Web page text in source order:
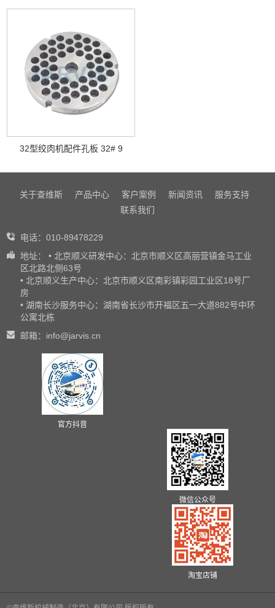
32型绞肉机配件孔板 32# 9
关于查维斯 产品中心 客户案例 新闻资讯
服务支持
联系我们
电话：010-89478229
地址： • 北京顺义研发中心：北京市顺义区高丽营镇金马工业
区北路北侧63号
• 北京顺义生产中心：北京市顺义区南彩镇彩园工业区18号厂
房
• 湖南长沙服务中心：湖南省长沙市开福区五一大道882号中环
公寓北栋
邮箱：info@jarvis.cn
官方抖音
微信公众号
淘宝店铺